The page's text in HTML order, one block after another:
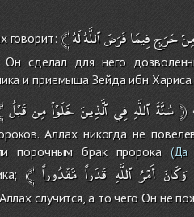
говорит: ﴾ حَرَجٍفِيمَافَرَضَٱللَّهُلَهُ
сделал для него
и приемыша Зейда ибн Хариса.
سُنَّةَ ٱللَّهِ فِي ٱلَّذِينَ خَلَوْاْمِن قَبْلُ ﴿
Аллах никогда не
порочным брак пророка(Да
﴾ وَكَانَ أَمْرُ ٱللَّهِ قَدَراً مَّقْدُوراً
случится, а то чего Он не